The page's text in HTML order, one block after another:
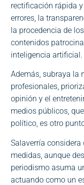
rectificación rápida
errores, la
la procedencia de
contenidos
inteligencia artificial.
Además, subraya la
profesionales,
opinión y el
medios públicos,
político, es otro
Salaverría
medidas, aunque
periodismo asuma
actuando como un